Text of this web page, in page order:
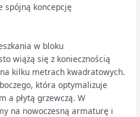
spójną koncepcję
w bloku
wiążą się z koniecznością
kilku metrach kwadratowych.
która optymalizuje
a płytą grzewczą. W
na nowoczesną armaturę i